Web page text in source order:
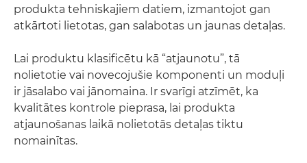
produkta tehniskajiem datiem, izmantojot gan
atkārtoti lietotas, gan salabotas un jaunas detaļas.
Lai produktu klasificētu kā “atjaunotu”, tā
nolietotie vai novecojušie komponenti un moduļi
ir jāsalabo vai jānomaina. Ir svarīgi atzīmēt, ka
kvalitātes kontrole pieprasa, lai produkta
atjaunošanas laikā nolietotās detaļas tiktu
nomainītas.